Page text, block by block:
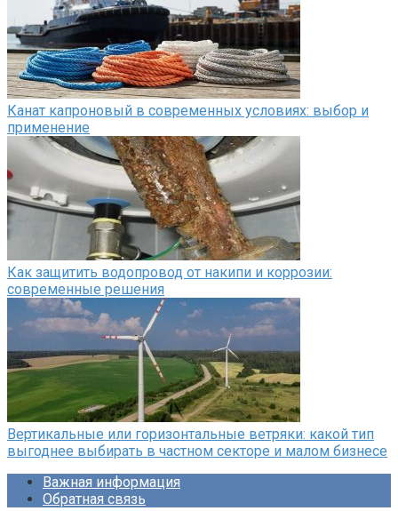
Канат капроновый в современных условиях: выбор и
применение
Как защитить водопровод от накипи и коррозии:
современные решения
Вертикальные или горизонтальные ветряки: какой тип
выгоднее выбирать в частном секторе и малом бизнесе
Важная информация
Обратная связь